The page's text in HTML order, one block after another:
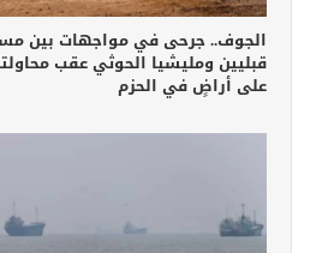
الجوف.. جرحى في مواجهات بين
قبليين ومليشيا الحوثي عقب
على أراضٍ في الحزم